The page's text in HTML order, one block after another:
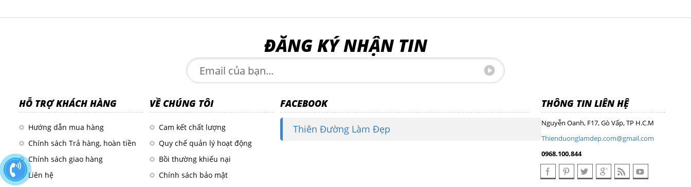
ĐĂNG KÝ NHẬN TIN
HỖ TRỢ KHÁCH HÀNG
Hướng dẫn mua hàng
Chính sách Trả hàng, hoàn tiền
Chính sách giao hàng
Liên hệ
VỀ CHÚNG TÔI
Cam kết chất lượng
Quy chế quản lý hoạt động
Bồi thường khiếu nại
Chính sách bảo mật
FACEBOOK
Thiên Đường Làm Đẹp
THÔNG TIN LIÊN HỆ
Nguyễn Oanh, F17, Gò Vấp, TP H.C.M
Thienduonglamdep.com@gmail.com
0968.100.844